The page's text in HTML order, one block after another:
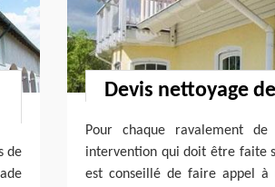
de
Devis nettoyage
Pour chaque ravalement
intervention qui doit être faite
est conseillé de faire appel à